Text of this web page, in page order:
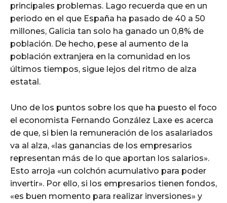
principales problemas. Lago recuerda que en un
periodo en el que España ha pasado de 40 a 50
millones, Galicia tan solo ha ganado un 0,8% de
población. De hecho, pese al aumento de la
población extranjera en la comunidad en los
últimos tiempos, sigue lejos del ritmo de alza
estatal.
Uno de los puntos sobre los que ha puesto el foco
el economista Fernando González Laxe es acerca
de que, si bien la remuneración de los asalariados
va al alza, «las ganancias de los empresarios
representan más de lo que aportan los salarios».
Esto arroja «un colchón acumulativo para poder
invertir». Por ello, si los empresarios tienen fondos,
«es buen momento para realizar inversiones» y